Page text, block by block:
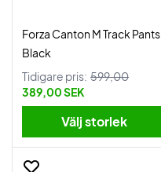
Forza Canton M Track Pants
Black
Tidigare pris: 599,00
389,00 SEK
Välj storlek